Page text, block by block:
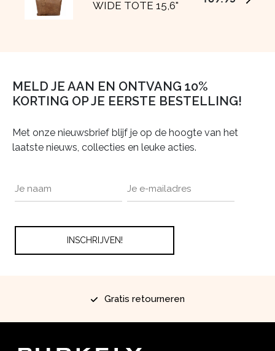
WIDE TOTE 15,6"
MELD JE AAN EN ONTVANG 10%
KORTING OP JE EERSTE BESTELLING!
Met onze nieuwsbrief blijf je op de hoogte van het
laatste nieuws, collecties en leuke acties.
Gratis retourneren